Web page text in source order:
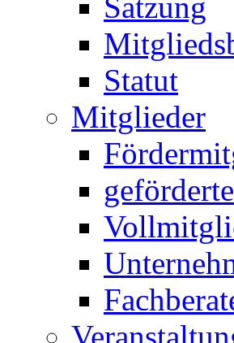
Satzung
Statut
Mitglieder